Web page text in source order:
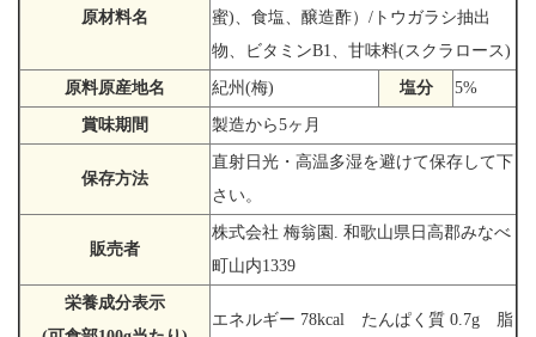
原材料名
蜜)、食塩、醸造酢）/トウガラシ抽出
物、ビタミンB1、甘味料(スクラロース)
原料原産地名 紀州(梅) 塩分 5%
賞味期間 製造から5ヶ月
保存方法
直射日光・高温多湿を避けて保存して下
さい。
販売者
株式会社 梅翁園. 和歌山県日高郡みなべ
町山内1339
栄養成分表示
エネルギー 78kcal たんぱく質 0.7g 脂